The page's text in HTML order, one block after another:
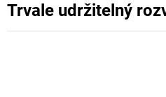
Trvale udržitelný